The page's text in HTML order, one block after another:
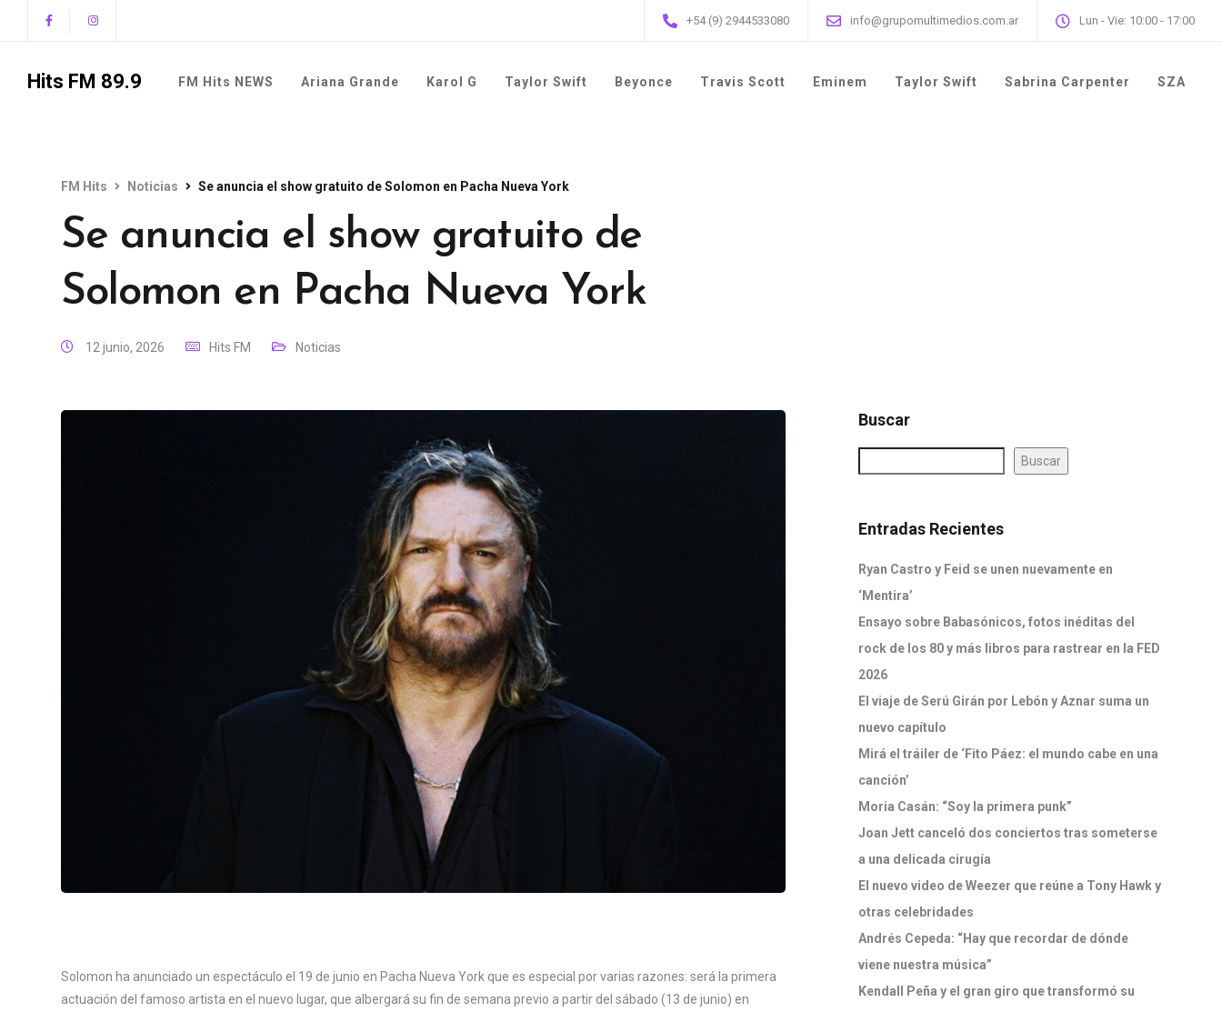
+54 (9) 2944533080 info@grupomultimedios.com.ar Lun - Vie: 10:00 - 17:00
Hits FM 89.9 FM Hits NEWS Ariana Grande Karol G Taylor Swift Beyonce Travis Scott Eminem Taylor Swift Sabrina Carpenter SZA
FM Hits Noticias Se anuncia el show gratuito de Solomon en Pacha Nueva York
Se anuncia el show gratuito de
Solomon en Pacha Nueva York
12 junio, 2026 Hits FM Noticias
Solomon ha anunciado un espectáculo el 19 de junio en Pacha Nueva York que es especial por varias razones: será la primera
actuación del famoso artista en el nuevo lugar, que albergará su fin de semana previo a partir del sábado (13 de junio) en
Buscar
Buscar
Entradas Recientes
Ryan Castro y Feid se unen nuevamente en
‘Mentira’
Ensayo sobre Babasónicos, fotos inéditas del
rock de los 80 y más libros para rastrear en la FED
2026
El viaje de Serú Girán por Lebón y Aznar suma un
nuevo capítulo
Mirá el tráiler de ‘Fito Páez: el mundo cabe en una
canción’
Moria Casán: “Soy la primera punk”
Joan Jett canceló dos conciertos tras someterse
a una delicada cirugía
El nuevo video de Weezer que reúne a Tony Hawk y
otras celebridades
Andrés Cepeda: “Hay que recordar de dónde
viene nuestra música”
Kendall Peña y el gran giro que transformó su